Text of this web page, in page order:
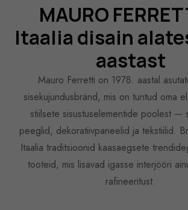
MAURO
Itaalia disain
aastast
Mauro Ferretti on 1978. aastal
sisekujundusbränd, mis on tuntud oma
stiilsete sisustuselementide poolest —
peeglid, dekoratiivpaneelid ja tekstiilid.
Itaalia traditsioonid kaasaegsete
tooteid, mis lisavad igasse interjööri
rafineeritust.